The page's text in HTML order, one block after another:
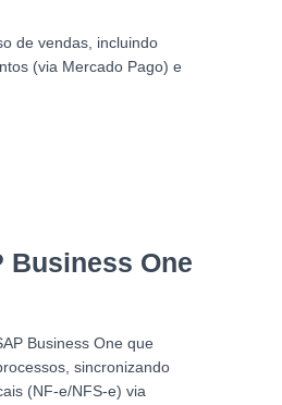
de vendas, incluindo
(via Mercado Pago) e
Business One
Business One que
sincronizando
(NF-e/NFS-e) via